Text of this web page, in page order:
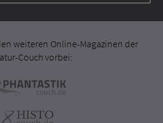
weiteren Online-Magazinen der
Couch vorbei: